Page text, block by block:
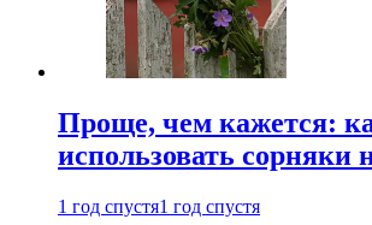
Проще, чем кажется:
использовать сорняки
1 год спустя1 год спустя